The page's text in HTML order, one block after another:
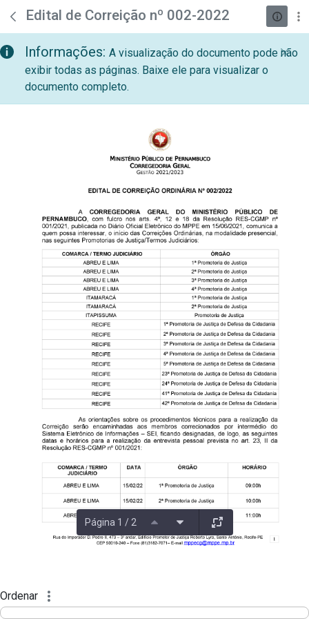
Pular para o Conteúdo principal
teste descricao
Edital de Correição nº 002-2022
Informações: A visualização do documento pode não
exibir todas as páginas. Baixe ele para visualizar o
documento completo.
Página 1 / 2
Ordenar